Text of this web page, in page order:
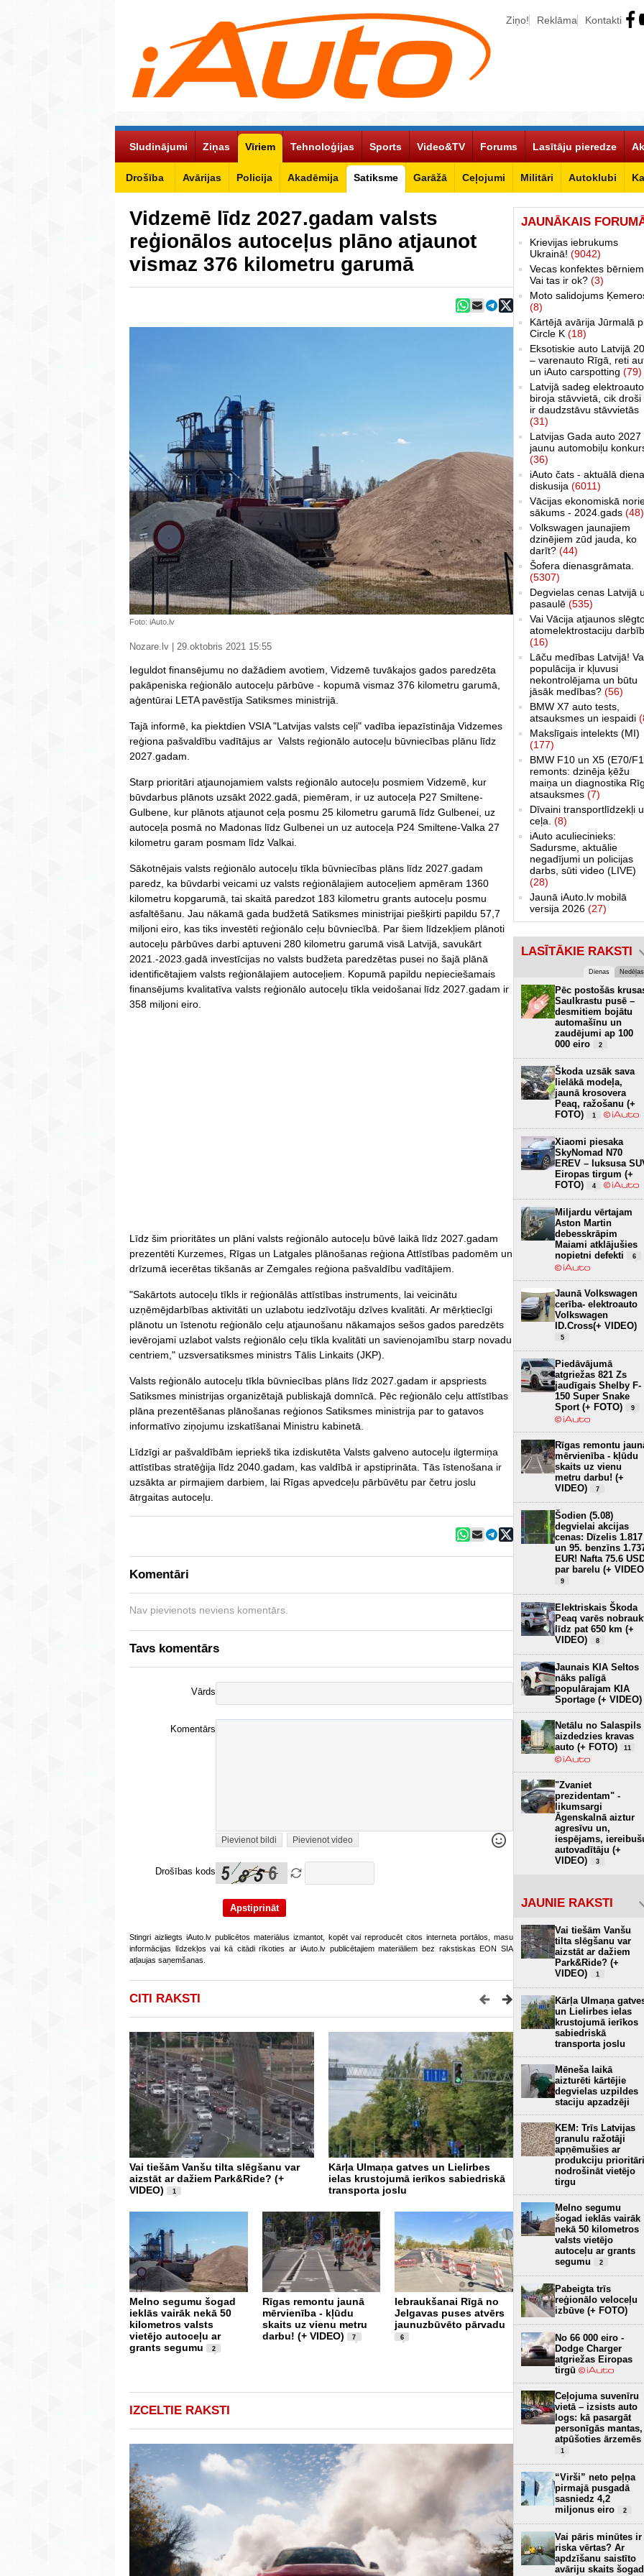
Ziņo! Reklāma Kontakti
Sludinājumi Ziņas Vīriem
Drošība Avārijas Policija Akadēmija Satiksme Garāžā Ceļojumi Militāri Autoklubi
Tehnoloģijas Sports Video&TV Forums Lasītāju pieredze
Vidzemē līdz 2027.gadam valsts
reģionālos autoceļus plāno atjaunot
vismaz 376 kilometru garumā
Foto: iAuto.lv
Nozare.lv | 29.oktobris 2021 15:55
Ieguldot finansējumu no dažādiem avotiem, Vidzemē tuvākajos gados paredzēta
pakāpeniska reģionālo autoceļu pārbūve - kopumā vismaz 376 kilometru garumā,
aģentūrai LETA pavēstīja Satiksmes ministrijā.
Tajā informē, ka piektdien VSIA "Latvijas valsts ceļi" vadība iepazīstināja Vidzemes
reģiona pašvaldību vadītājus ar Valsts reģionālo autoceļu būvniecības plānu līdz
2027.gadam.
Starp prioritāri atjaunojamiem valsts reģionālo autoceļu posmiem Vidzemē, kur
būvdarbus plānots uzsākt 2022.gadā, piemēram, ir uz autoceļa P27 Smiltene-
Gulbene, kur plānots atjaunot ceļa posmu 25 kilometru garumā līdz Gulbenei, uz
autoceļa posmā no Madonas līdz Gulbenei un uz autoceļa P24 Smiltene-Valka 27
kilometru garam posmam līdz Valkai.
Sākotnējais valsts reģionālo autoceļu tīkla būvniecības plāns līdz 2027.gadam
paredz, ka būvdarbi veicami uz valsts reģionālajiem autoceļiem apmēram 1360
kilometru kopgarumā, tai skaitā paredzot 183 kilometru grants autoceļu posmu
asfaltēšanu. Jau nākamā gada budžetā Satiksmes ministrijai piešķirti papildu 57,7
miljoni eiro, kas tiks investēti reģionālo ceļu būvniecībā. Par šiem līdzekļiem plānoti
autoceļu pārbūves darbi aptuveni 280 kilometru garumā visā Latvijā, savukārt
2021.-2023.gadā investīcijas no valsts budžeta paredzētas pusei no šajā plānā
identificētajiem valsts reģionālajiem autoceļiem. Kopumā papildu nepieciešamais
finansējums kvalitatīva valsts reģionālo autoceļu tīkla veidošanai līdz 2027.gadam ir
358 miljoni eiro.
Līdz šim prioritātes un plāni valsts reģionālo autoceļu būvē laikā līdz 2027.gadam
prezentēti Kurzemes, Rīgas un Latgales plānošanas reģiona Attīstības padomēm un
drīzumā iecerētas tikšanās ar Zemgales reģiona pašvaldību vadītājiem.
"Sakārtots autoceļu tīkls ir reģionālās attīstības instruments, lai veicinātu
uzņēmējdarbības aktivitāti un uzlabotu iedzīvotāju dzīves kvalitāti. Ar mērķtiecīgi
plānotu un īstenotu reģionālo ceļu atjaunošanu nākamajos sešos gados paredzēts
ievērojami uzlabot valsts reģionālo ceļu tīkla kvalitāti un savienojamību starp novadu
centriem," uzsversatiksmes ministrs Tālis Linkaits (JKP).
Valsts reģionālo autoceļu tīkla būvniecības plāns līdz 2027.gadam ir apspriests
Satiksmes ministrijas organizētajā publiskajā domnīcā. Pēc reģionālo ceļu attīstības
plāna prezentēšanas plānošanas reģionos Satiksmes ministrija par to gatavos
informatīvo ziņojumu izskatīšanai Ministru kabinetā.
Līdzīgi ar pašvaldībām iepriekš tika izdiskutēta Valsts galveno autoceļu ilgtermiņa
attīstības stratēģija līdz 2040.gadam, kas valdībā ir apstiprināta. Tās īstenošana ir
uzsākta ar pirmajiem darbiem, lai Rīgas apvedceļu pārbūvētu par četru joslu
ātrgaitas autoceļu.
Komentāri
Nav pievienots neviens komentārs.
Tavs komentārs
Vārds
Komentārs
Pievienot bildi Pievienot video
Drošības kods
Stingri aizliegts iAuto.lv publicētos materiālus izmantot, kopēt vai reproducēt citos interneta portālos, masu
informācijas līdzekļos vai kā citādi rīkoties ar iAuto.lv publicētajiem materiāliem bez rakstiskas EON SIA
atļaujas saņemšanas.
CITI RAKSTI
Vai tiešām Vanšu tilta slēgšanu var
aizstāt ar dažiem Park&Ride? (+
VIDEO)
1
Kārļa Ulmaņa gatves un Lielirbes
ielas krustojumā ierīkos sabiedriskā
transporta joslu
Melno segumu šogad
ieklās vairāk nekā 50
kilometros valsts
vietējo autoceļu ar
grants segumu
2
Rīgas remontu jaunā
mērvienība - kļūdu
skaits uz vienu metru
darbu! (+ VIDEO)
7
Iebraukšanai Rīgā no
Jelgavas puses atvērs
jaunuzbūvēto pārvadu
6
Ar pēdējā robežkontroles
slēgšanu kravas
iedzīvotāji vairs nevarēs
Latvijas-Baltkrievijas
Jaunais Depo-Spice
krustojums Lielirbes un
Kārļa Ulmaņa gatvē -
vai luksofori ir bīstami
izvietoti? (+ VIDEO)
9
IZCELTIE RAKSTI
JAUNĀKAIS
Krievijas iebrukums
Ukrainā! (9042)
Vecas konfektes
Vai tas ir ok? (3)
Moto salidojums
(8)
Kārtējā avārija Jūrmalā
Circle K (18)
Eksotiskie auto Latvijā
– varenauto Rīgā, reti
un iAuto carspotting (79)
Latvijā sadeg elektroauto
biroja stāvvietā, cik droši
ir daudzstāvu stāvvietās
(31)
Latvijas Gada auto 2027
jaunu automobiļu
(36)
iAuto čats - aktuālā
diskusija (6011)
Vācijas ekonomiskā
sākums - 2024.gads (48)
Volkswagen jaunajiem
dzinējiem zūd jauda, ko
darīt? (44)
Šofera dienasgrāmata.
(5307)
Degvielas cenas Latvijā
pasaulē (535)
Vai Vācija atjaunos
atomelektrostaciju
(16)
Lāču medības Latvijā!
populācija ir kļuvusi
nekontrolējama un būtu
jāsāk medības? (56)
BMW X7 auto tests,
atsauksmes un iespaidi
Makslīgais intelekts (MI)
(177)
BMW F10 un X5 (E70/
remonts: dzinēja ķēžu
maiņa un diagnostika
atsauksmes (7)
Dīvaini transportlīdzekļi
ceļa. (8)
iAuto aculiecinieks:
Sadursme, aktuālie
negadījumi un policijas
darbs, sūti video (LIVE)
(28)
Jaunā iAuto.lv mobilā
versija 2026 (27)
LASĪTĀKIE RAKSTI
Dienas Nedēļas
Pēc postošās
Saulkrastu pusē –
desmitiem bojātu
automašīnu un
zaudējumi ap 100
000 eiro
2
Škoda uzsāk sava
lielākā modeļa,
jaunā krosovera
Peaq, ražošanu (+
FOTO)
1
Xiaomi piesaka
SkyNomad N70
EREV – luksusa
Eiropas tirgum (+
FOTO)
4
Miljardu vērtajam
Aston Martin
debesskrāpim
Maiami atklājušies
nopietni defekti
6
Jaunā Volkswagen
cerība- elektroauto
Volkswagen
ID.Cross(+ VIDEO)
5
Piedāvājumā
atgriežas 821 Zs
jaudīgais Shelby F-
150 Super Snake
Sport (+ FOTO)
9
Rīgas remontu
mērvienība - kļūdu
skaits uz vienu
metru darbu! (+
VIDEO)
7
Šodien (5.08)
degvielai akcijas
cenas: Dīzelis 1.817
un 95. benzīns
EUR! Nafta 75.6
par barelu (+
9
Elektriskais Škoda
Peaq varēs
līdz pat 650 km (+
VIDEO)
8
Jaunais KIA Seltos
nāks palīgā
populārajam KIA
Sportage (+ VIDEO)
Netālu no Salaspils
aizdedzies kravas
auto (+ FOTO)
11
"Zvaniet
prezidentam" -
likumsargi
Āgenskalnā aiztur
agresīvu un,
iespējams,
autovadītāju (+
VIDEO)
3
JAUNIE RAKSTI
Vai tiešām Vanšu
tilta slēgšanu var
aizstāt ar dažiem
Park&Ride? (+
VIDEO)
1
Kārļa Ulmaņa
un Lielirbes ielas
krustojumā ierīkos
sabiedriskā
transporta joslu
Mēneša laikā
aizturēti kārtējie
degvielas uzpildes
staciju apzadzēji
KEM: Trīs Latvijas
granulu ražotāji
apņēmušies ar
produkciju prioritāri
nodrošināt vietējo
tirgu
Melno segumu
šogad ieklās vairāk
nekā 50 kilometros
valsts vietējo
autoceļu ar grants
segumu
2
Pabeigta trīs
reģionālo veloceļu
izbūve (+ FOTO)
No 66 000 eiro -
Dodge Charger
atgriežas Eiropas
tirgū
Ceļojuma suvenīru
vietā – izsists auto
logs: kā pasargāt
personīgās mantas,
atpūšoties ārzemēs
1
“Virši” neto peļņa
pirmajā pusgadā
sasniedz 4,2
miljonus eiro
2
Vai pāris minūtes ir
riska vērtas? Ar
apdzīšanu saistīto
avāriju skaits šogad